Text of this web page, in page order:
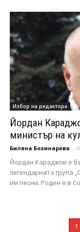
Избор на редактора
Йордан
министър на
Биляна Бозинарева -
Йордан Караджов е
легендарната група
им песни. Роден е в
1